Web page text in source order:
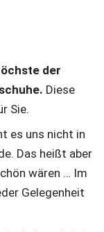
der
Diese
Sie.
es uns nicht in
Das heißt aber
wären … Im
Gelegenheit